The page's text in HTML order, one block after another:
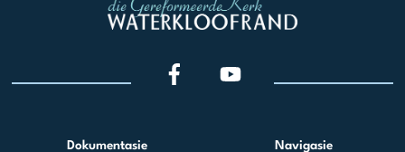
Dokumentasie Navigasie